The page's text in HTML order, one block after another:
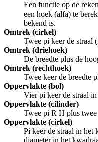
Een functie op de
een hoek (alfa) te
bekend is.
Omtrek (cirkel)
Twee pi keer de straal
Omtrek (driehoek)
De breedte plus de
Omtrek (rechthoek)
Twee keer de breedte
Oppervlakte (bol)
Vier pi keer de straal
Oppervlakte (cilinder)
Twee pi R H plus
Oppervlakte (cirkel)
Pi keer de straal in het